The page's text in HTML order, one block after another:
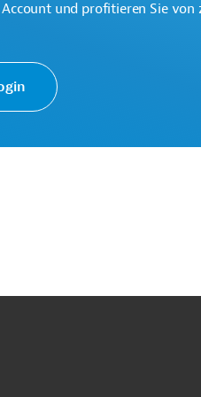
übergreifend
und profitieren Sie